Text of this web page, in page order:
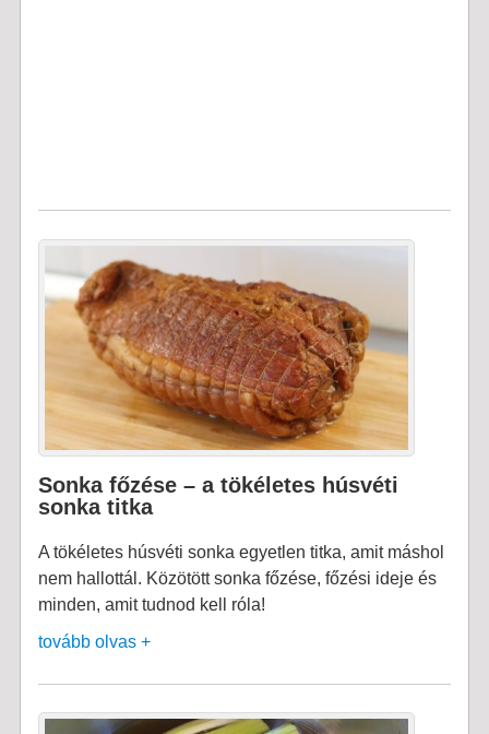
Sonka főzése – a tökéletes húsvéti
sonka titka
A tökéletes húsvéti sonka egyetlen titka, amit máshol
nem hallottál. Közötött sonka főzése, főzési ideje és
minden, amit tudnod kell róla!
tovább olvas +